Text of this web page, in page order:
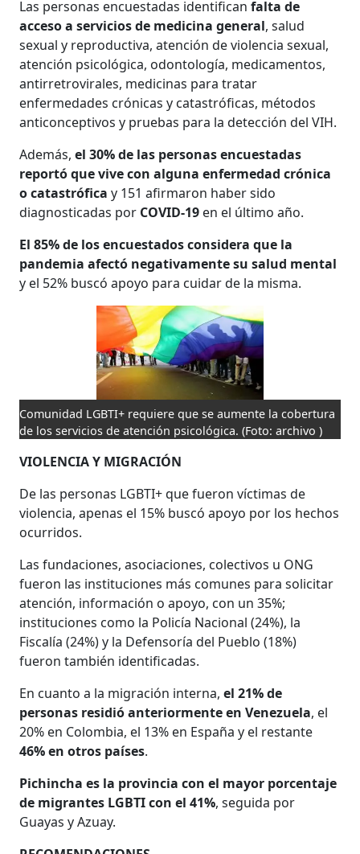
Las personas encuestadas identificanfalta de
acceso a servicios de medicina general, salud
sexual y reproductiva, atención de violencia sexual,
atención psicológica, odontología, medicamentos,
antirretrovirales, medicinas para tratar
enfermedades crónicas y catastróficas, métodos
anticonceptivos y pruebas para la detección del VIH.
Además,el 30% de las personas encuestadas
reportó que vive con alguna enfermedad crónica
o catastrófica y 151 afirmaron haber sido
diagnosticadas por COVID-19 en el último año.
El 85% de los encuestados considera que la
pandemia afectó negativamente su salud mental
y el 52% buscó apoyo para cuidar de la misma.
Comunidad LGBTI+ requiere que se aumente la cobertura
de los servicios de atención psicológica.(Foto: archivo )
VIOLENCIA Y MIGRACIÓN
De las personas LGBTI+ que fueron víctimas de
violencia, apenas el 15% buscó apoyo por los hechos
ocurridos.
Las fundaciones, asociaciones, colectivos u ONG
fueron las instituciones más comunes para solicitar
atención, información o apoyo, con un 35%;
instituciones como la Policía Nacional (24%), la
Fiscalía (24%) y la Defensoría del Pueblo (18%)
fueron también identificadas.
En cuanto a la migración interna,el 21% de
personas residió anteriormente en Venezuela, el
20% en Colombia, el 13% en España y el restante
46% en otros países.
Pichincha es la provincia con el mayor porcentaje
de migrantes LGBTI con el 41%, seguida por
Guayas y Azuay.